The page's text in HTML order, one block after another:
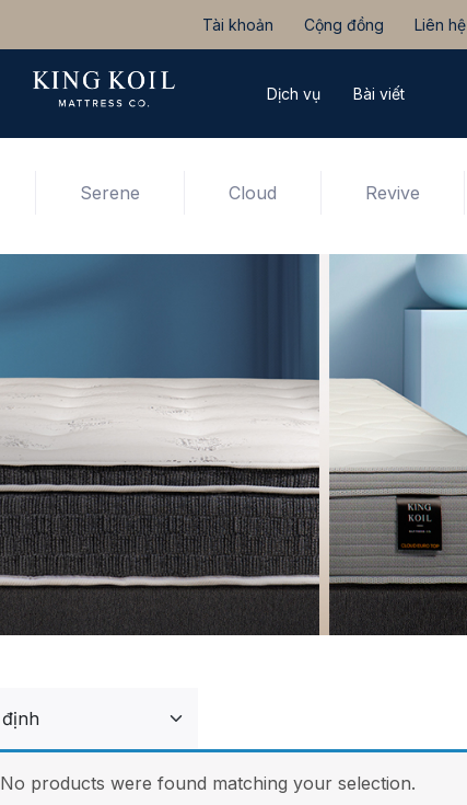
Tài khoản Cộng đồng Liên hệ
Dịch vụ Bài viết
Serene Cloud Revive
No products were found matching your selection.